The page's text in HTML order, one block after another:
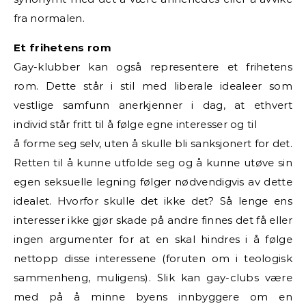
fra normalen.
Et frihetens rom
Gay-klubber kan også representere et frihetens
rom. Dette står i stil med liberale idealeer som
vestlige samfunn anerkjenner i dag, at ethvert
individ står fritt til å følge egne interesser og til
å forme seg selv, uten å skulle bli sanksjonert for det.
Retten til å kunne utfolde seg og å kunne utøve sin
egen seksuelle legning følger nødvendigvis av dette
idealet. Hvorfor skulle det ikke det? Så lenge ens
interesser ikke gjør skade på andre finnes det få eller
ingen argumenter for at en skal hindres i å følge
nettopp disse interessene (foruten om i teologisk
sammenheng, muligens). Slik kan gay-clubs være
med på å minne byens innbyggere om en